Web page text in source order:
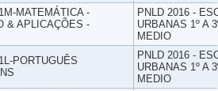
MATEMÁTICA -
& APLICAÇÕES -
PNLD 2016 -
URBANAS 1º A
MEDIO
PORTUGUÊS
PNLD 2016 -
URBANAS 1º A
MEDIO